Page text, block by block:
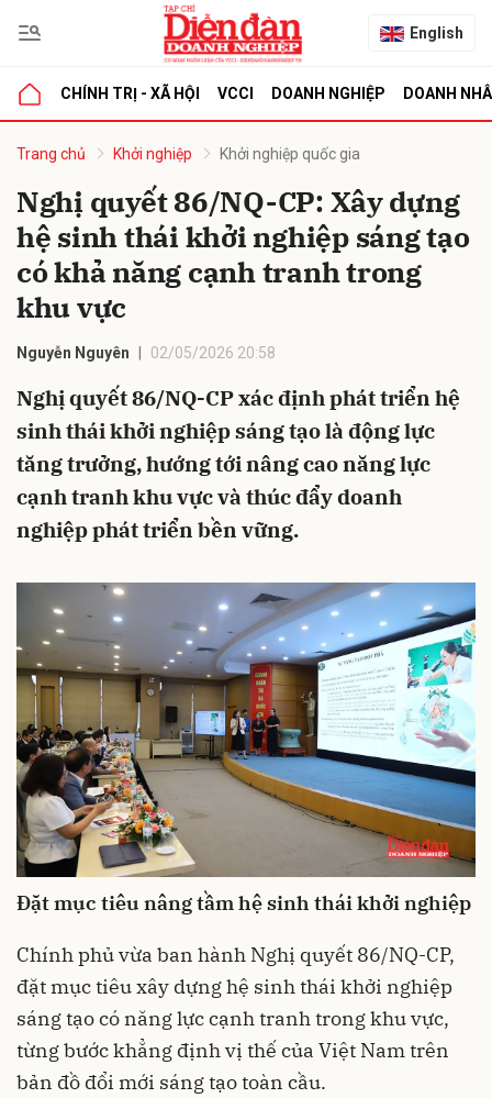
English
CHÍNH TRỊ - XÃ HỘI VCCI DOANH NGHIỆP DOANH
Trang chủ Khởi nghiệp Khởi nghiệp quốc gia
Nghị quyết 86/NQ-CP: Xây dựng
hệ sinh thái khởi nghiệp sáng tạo
có khả năng cạnh tranh trong
khu vực
Nguyễn Nguyên 02/05/2026 20:58
Nghị quyết 86/NQ-CP xác định phát triển hệ
sinh thái khởi nghiệp sáng tạo là động lực
tăng trưởng, hướng tới nâng cao năng lực
cạnh tranh khu vực và thúc đẩy doanh
nghiệp phát triển bền vững.
Đặt mục tiêu nâng tầm hệ sinh thái khởi nghiệp
Chính phủ vừa ban hành Nghị quyết 86/NQ-CP,
đặt mục tiêu xây dựng hệ sinh thái khởi nghiệp
sáng tạo có năng lực cạnh tranh trong khu vực,
từng bước khẳng định vị thế của Việt Nam trên
bản đồ đổi mới sáng tạo toàn cầu.
luận